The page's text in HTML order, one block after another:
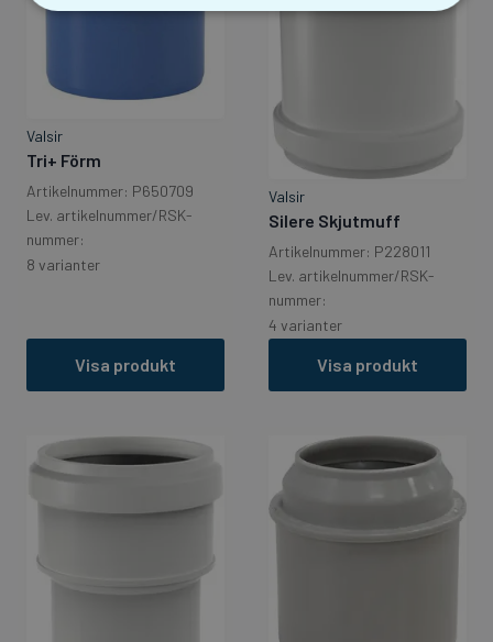
Valsir
Tri+ Förm
Artikelnummer: P650709
Lev. artikelnummer/RSK-
nummer:
8 varianter
Visa produkt
Valsir
Silere Skjutmuff
Artikelnummer: P228011
Lev. artikelnummer/RSK-
nummer:
4 varianter
Visa produkt